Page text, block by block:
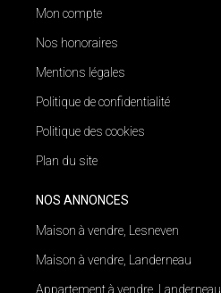
Mon compte
Nos honoraires
Mentions légales
Politique de confidentialité
Politique des cookies
Plan du site
NOS ANNONCES
Maison à vendre, Lesneven
Maison à vendre, Landerneau
Appartement à vendre, Landerneau